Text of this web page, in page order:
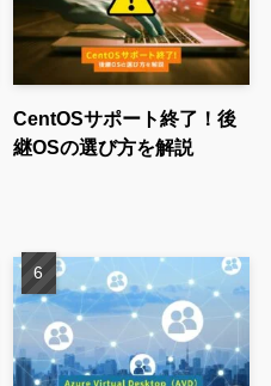
CentOSサポート終了！後
継OSの選び方を解説